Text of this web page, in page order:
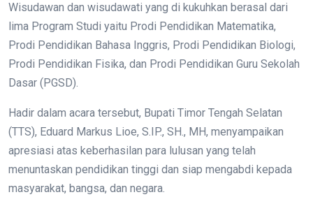
Wisudawan dan wisudawati yang di kukuhkan berasal dari
lima Program Studi yaitu Prodi Pendidikan Matematika,
Prodi Pendidikan Bahasa Inggris, Prodi Pendidikan Biologi,
Prodi Pendidikan Fisika, dan Prodi Pendidikan Guru Sekolah
Dasar (PGSD).
Hadir dalam acara tersebut, Bupati Timor Tengah Selatan
(TTS), Eduard Markus Lioe, S.IP., SH., MH, menyampaikan
apresiasi atas keberhasilan para lulusan yang telah
menuntaskan pendidikan tinggi dan siap mengabdi kepada
masyarakat, bangsa, dan negara.